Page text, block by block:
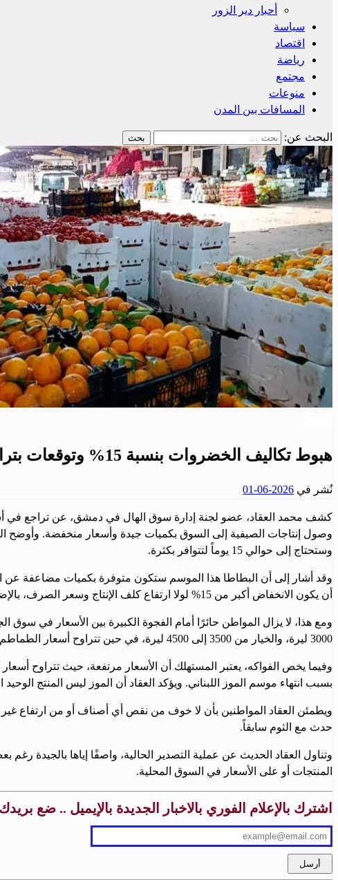
أحبار دير الزور
سياسة
اقتصاد
رياضة
مجتمع
منوعات
المسافات بين المدن
البحث عن:
هبوط تكاليف الخضروات بنسبة 15% وتوقعات بتراجع أكبر.. العقاد يؤكد: لا نقص في الأنواع ولا زيادات غير منطقية
نُشر في 2026-06-01
وصول إنتاجات الصيفية إلى السوق بكميات جيدة وأسعار منخفضة. وأوضح
وستحتاج إلى حوالي 15 يوماً لتتوافر بكثرة.
وقد أشار إلى أن البطاطا هذا الموسم ستكون متوفرة بكميات مضاعفة عن
أن يكون الانخفاض أكبر من 15% لولا ارتفاع كلف الإنتاج وسعر الصرف، بالإضافة إلى ارتفاع أسعار المستلزمات الزراعية والمحروقات والكهرباء وأجور النقل.
3000 ليرة، والخيار من 3500 إلى 4500 ليرة، في حين تتراوح أسعار الطماطم من 4500 إلى 6000 ليرة، فيما الأسعار لدى المستهلك أغلى بكثير.
بسبب انتهاء موسم الموز اللبناني. ويؤكد العقاد أن الموز ليس المنتج
ويطمئن العقاد المواطنين بأن لا خوف من نقص أي أصناف أو من ارتفاع غير
حدث مع الثوم سابقاً.
المنتجات أو على الأسعار في السوق المحلية.
اشترك بالإعلام الفوري بالاخبار الجديدة بالإيميل .. ضع بريدك